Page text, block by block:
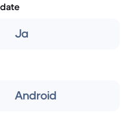
Ja
Android